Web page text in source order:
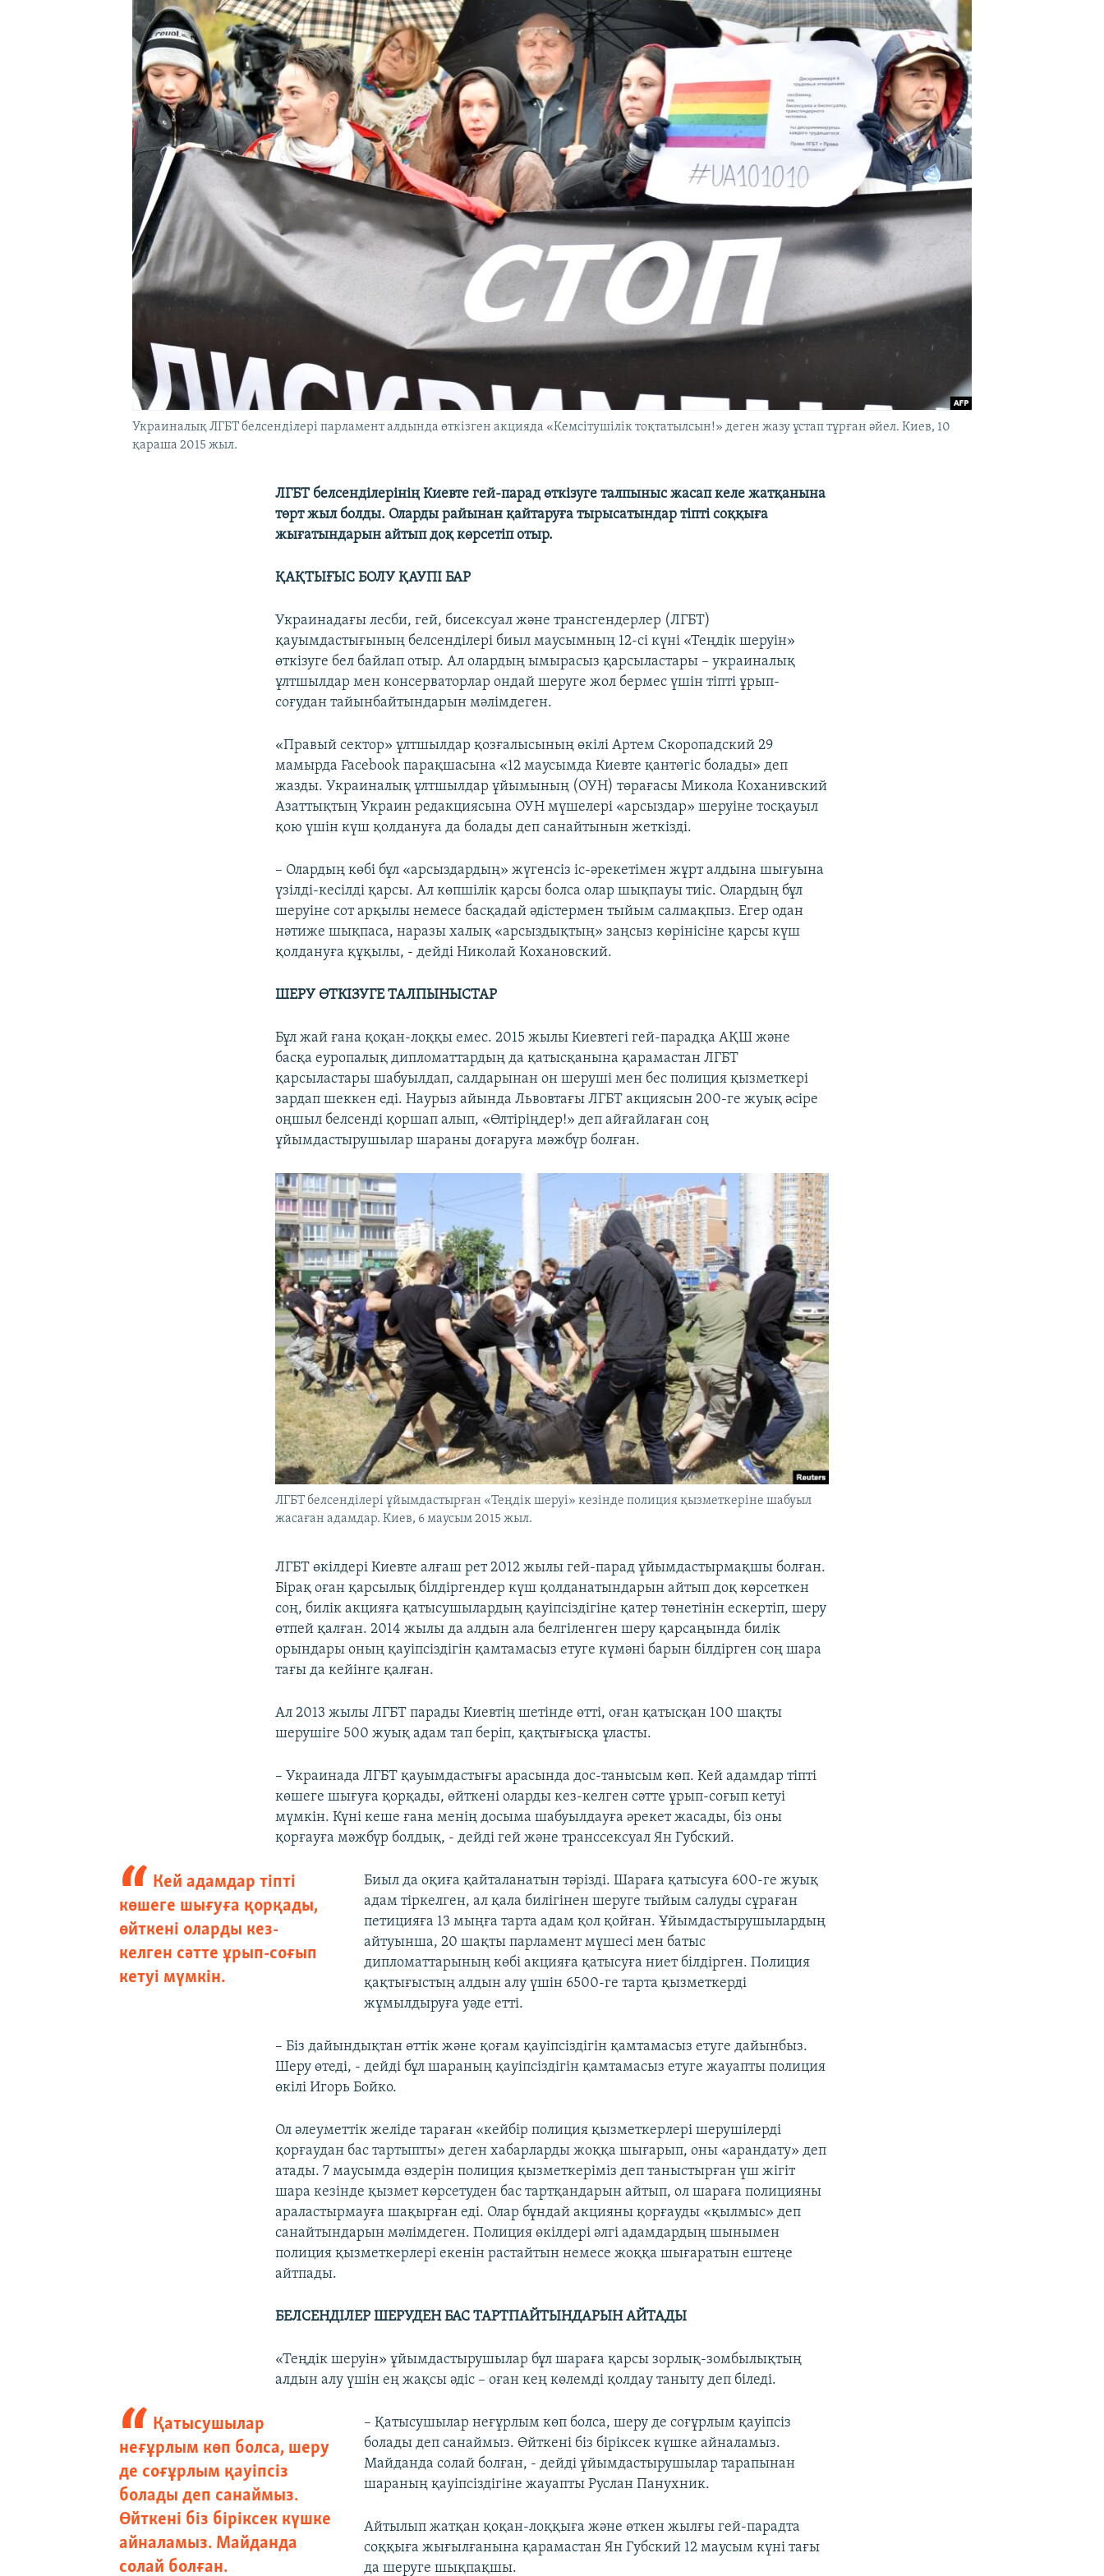
Украиналық ЛГБТ белсенділері парламент алдында өткізген акцияда «Кемсітушілік тоқтатылсын!» деген жазу ұстап тұрған әйел. Киев, 10
қараша 2015 жыл.
ЛГБТ белсенділерінің Киевте гей-парад өткізуге талпыныс жасап келе жатқанына
төрт жыл болды. Оларды райынан қайтаруға тырысатындар тіпті соққыға
жығатындарын айтып доқ көрсетіп отыр.
ҚАҚТЫҒЫС БОЛУ ҚАУПІ БАР
Украинадағы лесби, гей, бисексуал және трансгендерлер (ЛГБТ)
қауымдастығының белсенділері биыл маусымның 12-сі күні «Теңдік шеруін»
өткізуге бел байлап отыр. Ал олардың ымырасыз қарсыластары – украиналық
ұлтшылдар мен консерваторлар ондай шеруге жол бермес үшін тіпті ұрып-
соғудан тайынбайтындарын мәлімдеген.
«Правый сектор» ұлтшылдар қозғалысының өкілі Артем Скоропадский 29
мамырда Facebook парақшасына «12 маусымда Киевте қантөгіс болады» деп
жазды. Украиналық ұлтшылдар ұйымының (ОУН) төрағасы Микола Коханивский
Азаттықтың Украин редакциясына ОУН мүшелері «арсыздар» шеруіне тосқауыл
қою үшін күш қолдануға да болады деп санайтынын жеткізді.
– Олардың көбі бұл «арсыздардың» жүгенсіз іс-әрекетімен жұрт алдына шығуына
үзілді-кесілді қарсы. Ал көпшілік қарсы болса олар шықпауы тиіс. Олардың бұл
шеруіне сот арқылы немесе басқадай әдістермен тыйым салмақпыз. Егер одан
нәтиже шықпаса, наразы халық «арсыздықтың» заңсыз көрінісіне қарсы күш
қолдануға құқылы, - дейді Николай Кохановский.
ШЕРУ ӨТКІЗУГЕ ТАЛПЫНЫСТАР
Бұл жай ғана қоқан-лоққы емес. 2015 жылы Киевтегі гей-парадқа АҚШ және
басқа еуропалық дипломаттардың да қатысқанына қарамастан ЛГБТ
қарсыластары шабуылдап, салдарынан он шеруші мен бес полиция қызметкері
зардап шеккен еді. Наурыз айында Львовтағы ЛГБТ акциясын 200-ге жуық әсіре
оңшыл белсенді қоршап алып, «Өлтіріңдер!» деп айғайлаған соң
ұйымдастырушылар шараны доғаруға мәжбүр болған.
ЛГБТ белсенділері ұйымдастырған «Теңдік шеруі» кезінде полиция қызметкеріне шабуыл
жасаған адамдар. Киев, 6 маусым 2015 жыл.
ЛГБТ өкілдері Киевте алғаш рет 2012 жылы гей-парад ұйымдастырмақшы болған.
Бірақ оған қарсылық білдіргендер күш қолданатындарын айтып доқ көрсеткен
соң, билік акцияға қатысушылардың қауіпсіздігіне қатер төнетінін ескертіп, шеру
өтпей қалған. 2014 жылы да алдын ала белгіленген шеру қарсаңында билік
орындары оның қауіпсіздігін қамтамасыз етуге күмәні барын білдірген соң шара
тағы да кейінге қалған.
Ал 2013 жылы ЛГБТ парады Киевтің шетінде өтті, оған қатысқан 100 шақты
шерушіге 500 жуық адам тап беріп, қақтығысқа ұласты.
– Украинада ЛГБТ қауымдастығы арасында дос-танысым көп. Кей адамдар тіпті
көшеге шығуға қорқады, өйткені оларды кез-келген сәтте ұрып-соғып кетуі
мүмкін. Күні кеше ғана менің досыма шабуылдауға әрекет жасады, біз оны
қорғауға мәжбүр болдық, - дейді гей және транссексуал Ян Губский.
Кей адамдар тіпті
көшеге шығуға қорқады,
өйткені оларды кез-
келген сәтте ұрып-соғып
кетуі мүмкін.
Биыл да оқиға қайталанатын тәрізді. Шараға қатысуға 600-ге жуық
адам тіркелген, ал қала билігінен шеруге тыйым салуды сұраған
петицияға 13 мыңға тарта адам қол қойған. Ұйымдастырушылардың
айтуынша, 20 шақты парламент мүшесі мен батыс
дипломаттарының көбі акцияға қатысуға ниет білдірген. Полиция
қақтығыстың алдын алу үшін 6500-ге тарта қызметкерді
жұмылдыруға уәде етті.
– Біз дайындықтан өттік және қоғам қауіпсіздігін қамтамасыз етуге дайынбыз.
Шеру өтеді, - дейді бұл шараның қауіпсіздігін қамтамасыз етуге жауапты полиция
өкілі Игорь Бойко.
Ол әлеуметтік желіде тараған «кейбір полиция қызметкерлері шерушілерді
қорғаудан бас тартыпты» деген хабарларды жоққа шығарып, оны «арандату» деп
атады. 7 маусымда өздерін полиция қызметкеріміз деп таныстырған үш жігіт
шара кезінде қызмет көрсетуден бас тартқандарын айтып, ол шараға полицияны
араластырмауға шақырған еді. Олар бұндай акцияны қорғауды «қылмыс» деп
санайтындарын мәлімдеген. Полиция өкілдері әлгі адамдардың шынымен
полиция қызметкерлері екенін растайтын немесе жоққа шығаратын ештеңе
айтпады.
БЕЛСЕНДІЛЕР ШЕРУДЕН БАС ТАРТПАЙТЫНДАРЫН АЙТАДЫ
«Теңдік шеруін» ұйымдастырушылар бұл шараға қарсы зорлық-зомбылықтың
алдын алу үшін ең жақсы әдіс – оған кең көлемді қолдау таныту деп біледі.
Қатысушылар
неғұрлым көп болса, шеру
де соғұрлым қауіпсіз
болады деп санаймыз.
Өйткені біз біріксек күшке
айналамыз. Майданда
солай болған.
– Қатысушылар неғұрлым көп болса, шеру де соғұрлым қауіпсіз
болады деп санаймыз. Өйткені біз біріксек күшке айналамыз.
Майданда солай болған, - дейді ұйымдастырушылар тарапынан
шараның қауіпсіздігіне жауапты Руслан Панухник.
Айтылып жатқан қоқан-лоққыға және өткен жылғы гей-парадта
соққыға жығылғанына қарамастан Ян Губский 12 маусым күні тағы
да шеруге шықпақшы.